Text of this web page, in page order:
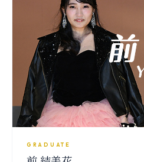
GRADUATE